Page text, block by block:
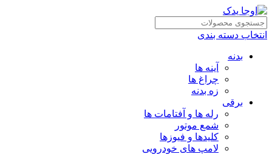
انتخاب دسته بندی
بدنه
آینه ها
چراغ ها
زه بدنه
برقی
رله ها و آفتامات ها
شمع موتور
کلیدها و فیوزها
لامپ های خودرویی